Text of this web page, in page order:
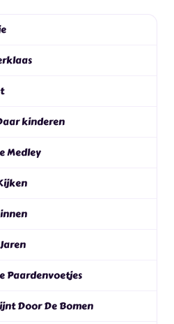
kinderen
Medley
Paardenvoetjes
Door De Bomen